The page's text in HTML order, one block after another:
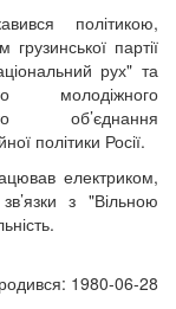
політикою,
грузинської партії
рух" та
молодіжного
об’єднання
політики Росії.
електриком,
з "Вільною
1980-06-28